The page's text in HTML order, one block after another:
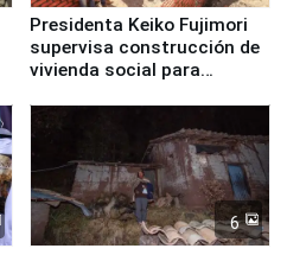
Presidenta Keiko Fujimori
supervisa construcción de
vivienda social para
6